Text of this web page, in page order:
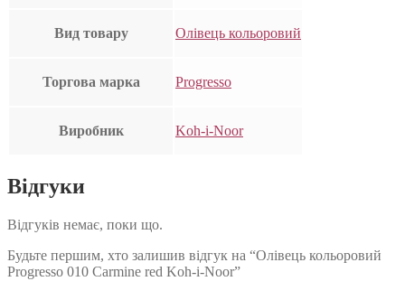
Вид товару Олівець кольоровий
Торгова марка Progresso
Виробник Koh-i-Noor
Відгуки
Відгуків немає, поки що.
Будьте першим, хто залишив відгук на “Олівець кольоровий
Progresso 010 Carmine red Koh-i-Noor”